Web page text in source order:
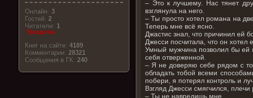
Онлайн:3
Гостей:2
Читатели: 1
Триадочка
Книг на сайте:4189
Комментарии:28321
Cообщения в ГК:240
– Это к лучшему. Нас тянет
взглянула на него.
– Ты просто хотел романа на
Теперь мне всё ясно.
Джастис знал, что причинил ей
Джесси посчитала, что он хотел
Умный мужчина позволил бы ей
себя отверженной.
– Я не доверяю себе рядом с
обладать тобой всеми
побери, я потерял контроль и
Взгляд Джесси смягчился, плечи
– Ты не навредишь мне.